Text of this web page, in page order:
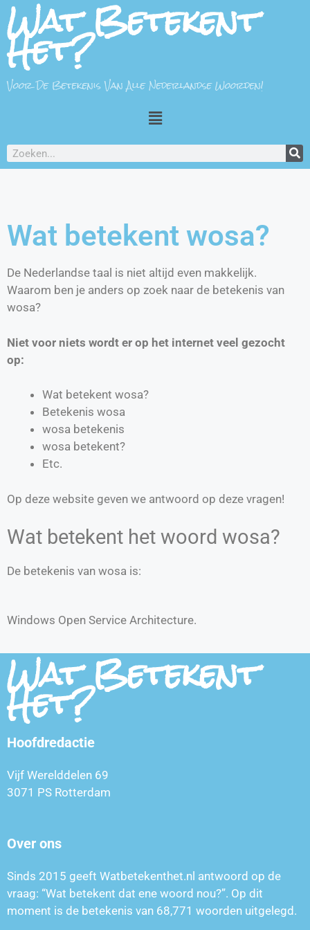
Wat Betekent
Het?
Voor De Betekenis Van Alle Nederlandse Woorden!
Wat betekent wosa?
De Nederlandse taal is niet altijd even makkelijk.
Waarom ben je anders op zoek naar de betekenis van
wosa?
Niet voor niets wordt er op het internet veel gezocht
op:
Wat betekent wosa?
Betekenis wosa
wosa betekenis
wosa betekent?
Etc.
Op deze website geven we antwoord op deze vragen!
Wat betekent het woord wosa?
De betekenis van wosa is:
Windows Open Service Architecture.
Wat Betekent
Het?
Hoofdredactie
Vijf Werelddelen 69
3071 PS Rotterdam
Over ons
Sinds 2015 geeft Watbetekenthet.nl antwoord op de
vraag: “Wat betekent dat ene woord nou?”. Op dit
moment is de betekenis van 68,771 woorden uitgelegd.